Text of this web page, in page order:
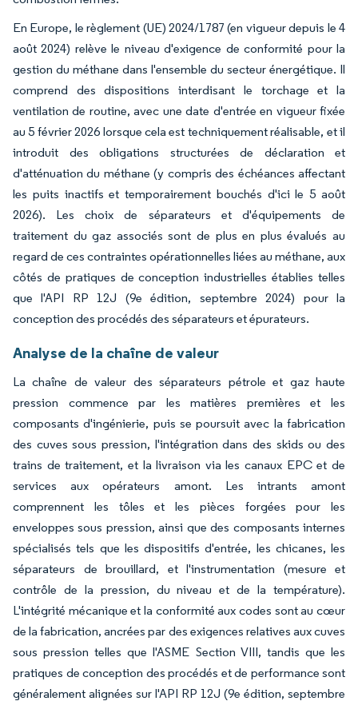
En Europe, le règlement (UE) 2024/1787 (en vigueur depuis le 4
août 2024) relève le niveau d'exigence de conformité pour la
gestion du méthane dans l'ensemble du secteur énergétique. Il
comprend des dispositions interdisant le torchage et la
ventilation de routine, avec une date d'entrée en vigueur fixée
au 5 février 2026 lorsque cela est techniquement réalisable, et il
introduit des obligations structurées de déclaration et
d'atténuation du méthane (y compris des échéances affectant
les puits inactifs et temporairement bouchés d'ici le 5 août
2026). Les choix de séparateurs et d'équipements de
traitement du gaz associés sont de plus en plus évalués au
regard de ces contraintes opérationnelles liées au méthane, aux
côtés de pratiques de conception industrielles établies telles
que l'API RP 12J (9e édition, septembre 2024) pour la
conception des procédés des séparateurs et épurateurs.
Analyse de la chaîne de valeur
La chaîne de valeur des séparateurs pétrole et gaz haute
pression commence par les matières premières et les
composants d'ingénierie, puis se poursuit avec la fabrication
des cuves sous pression, l'intégration dans des skids ou des
trains de traitement, et la livraison via les canaux EPC et de
services aux opérateurs amont. Les intrants amont
comprennent les tôles et les pièces forgées pour les
enveloppes sous pression, ainsi que des composants internes
spécialisés tels que les dispositifs d'entrée, les chicanes, les
séparateurs de brouillard, et l'instrumentation (mesure et
contrôle de la pression, du niveau et de la température).
L'intégrité mécanique et la conformité aux codes sont au cœur
de la fabrication, ancrées par des exigences relatives aux cuves
sous pression telles que l'ASME Section VIII, tandis que les
pratiques de conception des procédés et de performance sont
généralement alignées sur l'API RP 12J (9e édition, septembre